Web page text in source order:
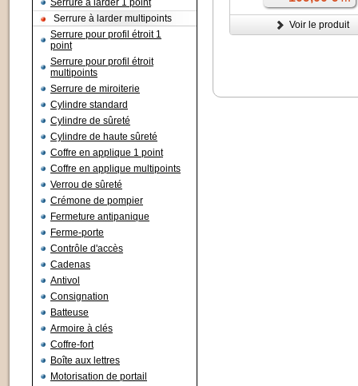
Serrure à larder 1 point
Serrure à larder multipoints
Serrure pour profil étroit 1
point
Serrure pour profil étroit
multipoints
Serrure de miroiterie
Cylindre standard
Cylindre de sûreté
Cylindre de haute sûreté
Coffre en applique 1 point
Coffre en applique multipoints
Verrou de sûreté
Crémone de pompier
Fermeture antipanique
Ferme-porte
Contrôle d'accès
Cadenas
Antivol
Consignation
Batteuse
Armoire à clés
Coffre-fort
Boîte aux lettres
Motorisation de portail
Voir le produit